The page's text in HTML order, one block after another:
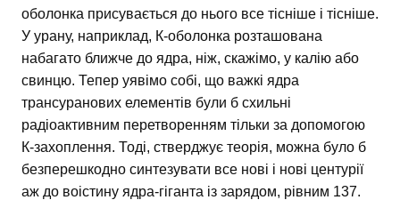
оболонка присувається до нього все тісніше і тісніше.
У урану, наприклад, К-оболонка розташована
набагато ближче до ядра, ніж, скажімо, у калію або
свинцю. Тепер уявімо собі, що важкі ядра
трансуранових елементів були б схильні
радіоактивним перетворенням тільки за допомогою
К-захоплення. Тоді, стверджує теорія, можна було б
безперешкодно синтезувати все нові і нові центурії
аж до воістину ядра-гіганта із зарядом, рівним 137.